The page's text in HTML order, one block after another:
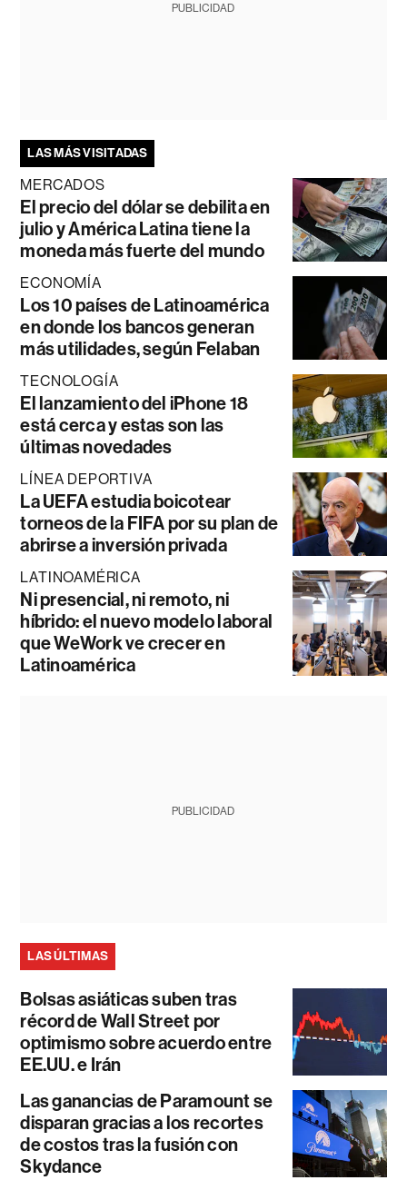
PUBLICIDAD
LAS MÁS VISITADAS
MERCADOS
El precio del dólar se debilita en
julio y América Latina tiene la
moneda más fuerte del mundo
ECONOMÍA
Los 10 países de Latinoamérica
en donde los bancos generan
más utilidades, según Felaban
TECNOLOGÍA
El lanzamiento del iPhone 18
está cerca y estas son las
últimas novedades
LÍNEA DEPORTIVA
La UEFA estudia boicotear
torneos de la FIFA por su plan de
abrirse a inversión privada
LATINOAMÉRICA
Ni presencial, ni remoto, ni
híbrido: el nuevo modelo laboral
que WeWork ve crecer en
Latinoamérica
PUBLICIDAD
LAS ÚLTIMAS
Bolsas asiáticas suben tras
récord de Wall Street por
optimismo sobre acuerdo entre
EE.UU. e Irán
Las ganancias de Paramount se
disparan gracias a los recortes
de costos tras la fusión con
Skydance